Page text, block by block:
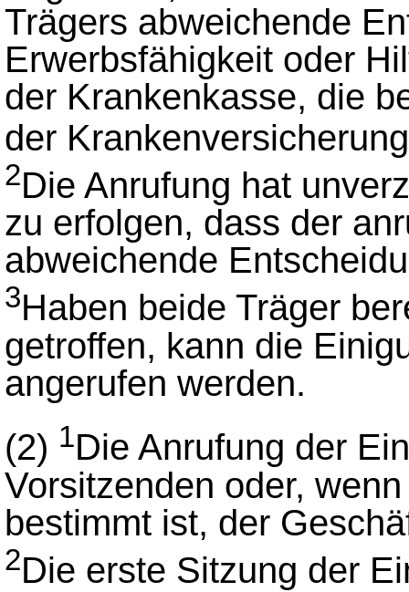
Trägers abweichende
Erwerbsfähigkeit oder
der Krankenkasse, die
der
2Die Anrufung hat
zu erfolgen, dass der
abweichende
3Haben beide Träger
getroffen, kann die
angerufen werden.
(2) 1Die Anrufung der
Vorsitzenden oder,
bestimmt ist, der
2Die erste Sitzung der